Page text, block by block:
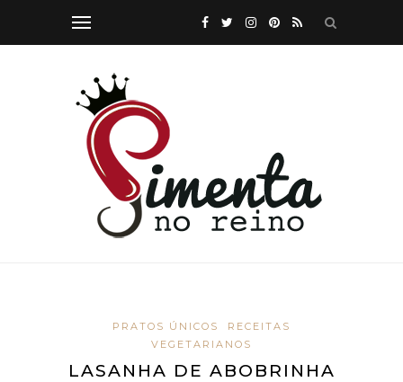
PRATOS ÚNICOS
RECEITAS
VEGETARIANOS
LASANHA DE ABOBRINHA